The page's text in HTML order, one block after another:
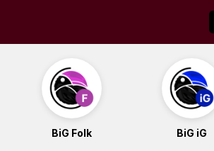
BiG Folk BiG iG